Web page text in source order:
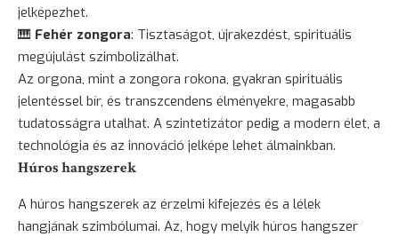
jelképezhet.
🎹 Fehér zongora: Tisztaságot, újrakezdést, spirituális
megújulást szimbolizálhat.
Az orgona, mint a zongora rokona, gyakran spirituális
jelentéssel bír, és transzcendens élményekre, magasabb
tudatosságra utalhat. A szintetizátor pedig a modern élet, a
technológia és az innováció jelképe lehet álmainkban.
Húros hangszerek
A húros hangszerek az érzelmi kifejezés és a lélek
hangjának szimbólumai. Az, hogy melyik húros hangszer